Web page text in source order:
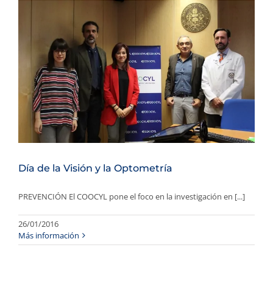
Día de la Visión y la Optometría
PREVENCIÓN El COOCYL pone el foco en la investigación en [...]
26/01/2016
Más información